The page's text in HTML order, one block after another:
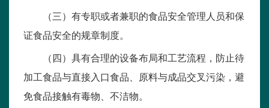
（三）有专职或者兼职的食品安全管理人员和保
证食品安全的规章制度。
（四）具有合理的设备布局和工艺流程，防止待
加工食品与直接入口食品、原料与成品交叉污染，避
免食品接触有毒物、不洁物。